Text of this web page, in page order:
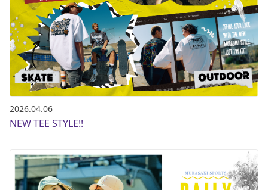
2026.04.06
NEW TEE STYLE!!